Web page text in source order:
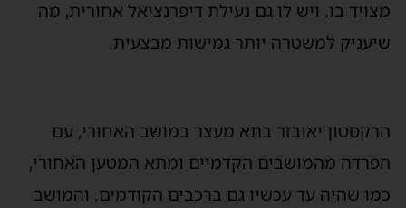
בו. ויש לו גם נעילת דיפרנציאל אחורית, מה
למשטרה יותר גמישות מבצעית.
יאובזר בתא מעצר במושב האחורי, עם
מהמושבים הקדמיים ומתא המטען האחורי,
שהיה עד עכשיו גם ברכבים הקודמים. והמושב